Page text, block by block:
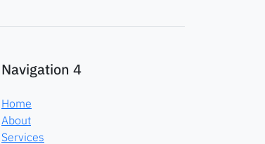
Navigation 4
Home
About
Services